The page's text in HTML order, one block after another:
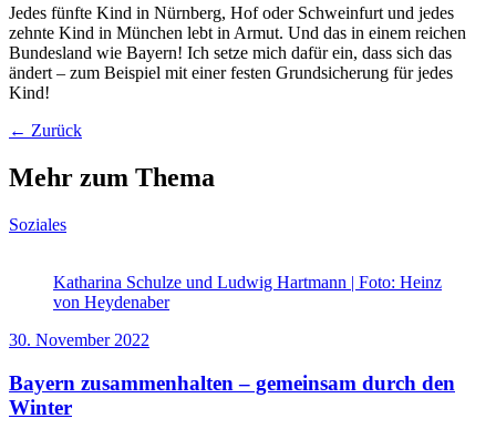
Jedes fünfte Kind in Nürnberg, Hof oder Schweinfurt und jedes
zehnte Kind in München lebt in Armut. Und das in einem reichen
Bundesland wie Bayern! Ich setze mich dafür ein, dass sich das
ändert – zum Beispiel mit einer festen Grundsicherung für jedes
Kind!
← Zurück
Mehr zum Thema
Soziales
Katharina Schulze und Ludwig Hartmann | Foto: Heinz
von Heydenaber
30. November 2022
Bayern zusammenhalten – gemeinsam durch den
Winter